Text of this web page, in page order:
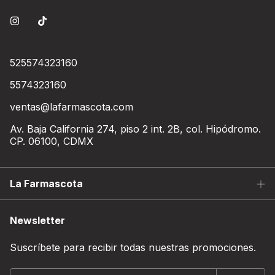
525574323160
5574323160
ventas@lafarmascota.com
Av. Baja California 274, piso 2 int. 2B, col. Hipódromo.
CP. 06100, CDMX
La Farmascota
Newsletter
Suscríbete para recibir todas nuestras promociones.